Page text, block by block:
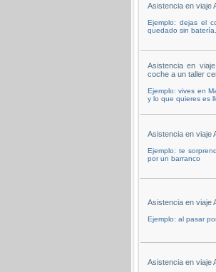
Asistencia en viaje
Ejemplo: dejas el
quedado sin batería.
Asistencia en
coche a un taller
Ejemplo: vives en
y lo que quieres es
Asistencia en viaje
Ejemplo: te
por un barranco
Asistencia en viaje
Ejemplo: al pasar
Asistencia en viaje